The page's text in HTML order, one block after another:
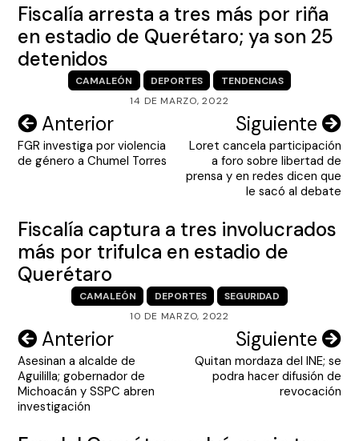
Fiscalía arresta a tres más por riña
en estadio de Querétaro; ya son 25
detenidos
CAMALEÓN DEPORTES
TENDENCIAS
14 DE MARZO, 2022
Navegación
de
Anterior
FGR investiga por violencia
de género a Chumel Torres
Siguiente
Loret cancela participación
a foro sobre libertad de
prensa y en redes dicen que
le sacó al debate
Fiscalía captura a tres involucrados
más por trifulca en estadio de
Querétaro
CAMALEÓN DEPORTES
SEGURIDAD
10 DE MARZO, 2022
Navegación
de
entradas
Anterior
Asesinan a alcalde de
Aguililla; gobernador de
Michoacán y SSPC abren
investigación
Siguiente
Quitan mordaza del INE; se
podra hacer difusión de
revocación